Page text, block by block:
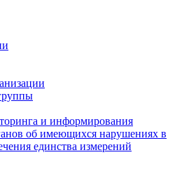
и информирования
об имеющихся нарушениях в
единства измерений